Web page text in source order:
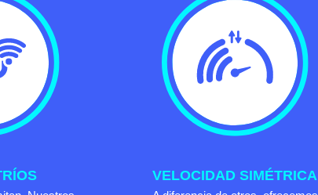
VELOCIDAD SIMÉTRICA